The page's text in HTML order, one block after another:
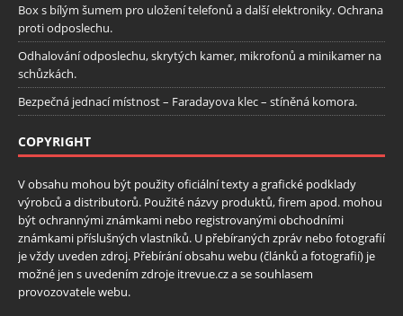
Box s bílým šumem pro uložení telefonů a další elektroniky. Ochrana
proti odposlechu.
Odhalování odposlechu, skrytých kamer, mikrofonů a minikamer na
schůzkách.
Bezpečná jednací místnost – Faradayova klec – stíněná komora.
COPYRIGHT
V obsahu mohou být použity oficiální texty a grafické podklady
výrobců a distributorů. Použité názvy produktů, firem apod. mohou
být ochrannými známkami nebo registrovanými obchodními
známkami příslušných vlastníků. U přebíraných zpráv nebo fotografií
je vždy uveden zdroj. Přebírání obsahu webu (článků a fotografií) je
možné jen s uvedením zdroje itrevue.cz a se souhlasem
provozovatele webu.